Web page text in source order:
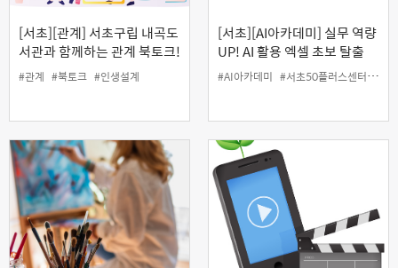
[서초][관계] 서초구립 내곡도
서관과 함께하는 관계 북토크!
'오십이 넘으면 세상이 보이는
이유'
#관계 #북토크 #인생설계
[서초][AI아카데미] 실무 역량
UP! AI 활용 엑셀 초보 탈출
#AI아카데미 #서초50플러스센터 #엑